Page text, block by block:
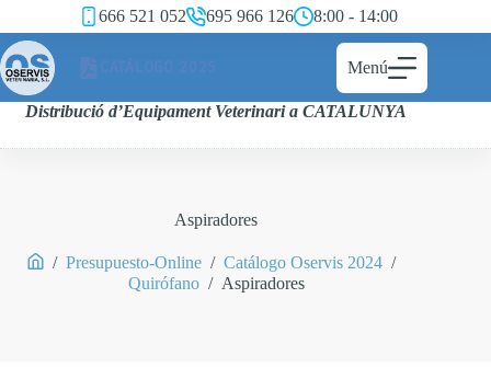
666 521 052 695 966 126 8:00 - 14:00
CATÁLOGO 2025 Menú
Distribució d’Equipament Veterinari a CATALUNYA
Aspiradores
/ Presupuesto-Online / Catálogo Oservis 2024 /
Quirófano / Aspiradores